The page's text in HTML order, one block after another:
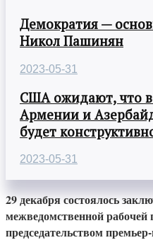
Демократия —
Никол Пашинян
2023-05-31
США ожидают, что
Армении и
будет
2023-05-31
29 декабря состоялось
межведомственной
председательством